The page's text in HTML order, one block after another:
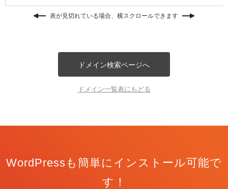
表が見切れている場合、横スクロールできます
ドメイン検索ページへ
ドメイン一覧表にもどる
WordPressも簡単にインストール可能で
す！